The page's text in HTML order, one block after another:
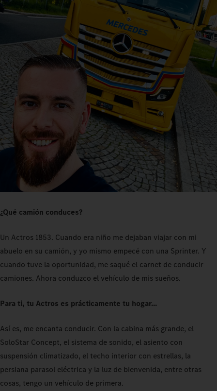
¿Qué camión conduces?
Un Actros 1853. Cuando era niño me dejaban viajar con mi
abuelo en su camión, y yo mismo empecé con una Sprinter. Y
cuando tuve la oportunidad, me saqué el carnet de conducir
camiones. Ahora conduzco el vehículo de mis sueños.
Para ti, tu Actros es prácticamente tu hogar...
Así es, me encanta conducir. Con la cabina más grande, el
SoloStar Concept, el sistema de sonido, el asiento con
suspensión climatizado, el techo interior con estrellas, la
persiana parasol eléctrica y la luz de bienvenida, entre otras
cosas, tengo un vehículo de primera.